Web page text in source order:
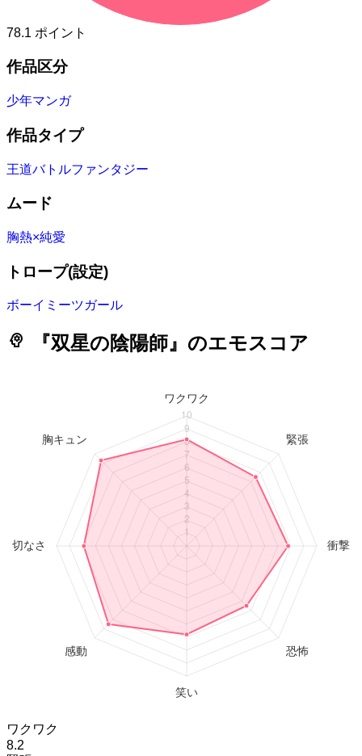
78.1 ポイント
作品区分
少年マンガ
作品タイプ
王道バトルファンタジー
ムード
胸熱×純愛
トロープ(設定)
ボーイミーツガール
psychology 『双星の陰陽師』のエモスコア
ワクワク
8.2